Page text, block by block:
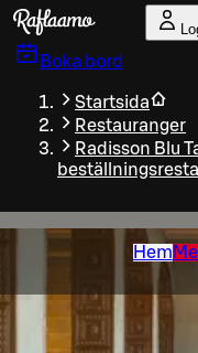
Gå till huvudinnehållet
Boka bord
Startsida
Restauranger
Radisson Blu
Hem